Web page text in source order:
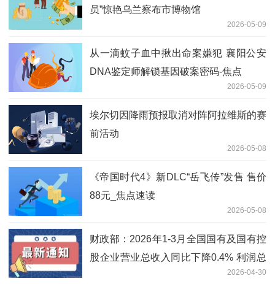
员”惊艳乌兰察布市博物馆
2026-05-09
从一滴蚊子血中揪出命案嫌犯 襄阳公安
DNA鉴定师解锁基因破案密码-焦点
2026-05-09
埃尔切因降雨预报取消对阵阿拉维斯的赛
前活动
2026-05-08
《帝国时代4》新DLC“岳飞传”发售 售价
88元_焦点速读
2026-05-08
财政部：2026年1-3月全国国有及国有控
股企业营业总收入同比下降0.4% 利润总
2026-04-30